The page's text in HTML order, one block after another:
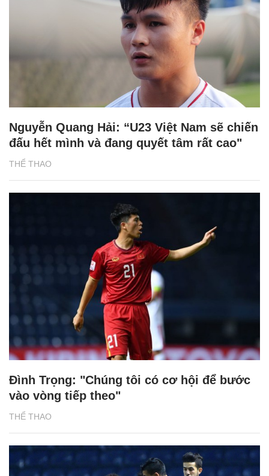
THỂ THAO
Nguyễn Quang Hải: “U23 Việt Nam sẽ chiến
đấu hết mình và đang quyết tâm rất cao"
THỂ THAO
Đình Trọng: "Chúng tôi có cơ hội để bước
vào vòng tiếp theo"